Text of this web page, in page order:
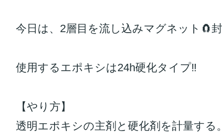
今日は、2層目を流し込みマグネット🧲
使用するエポキシは24h硬化タイプ‼️
【やり方】
透明エポキシの主剤と硬化剤を計量する